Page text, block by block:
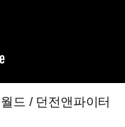
드 / 던전앤파이터